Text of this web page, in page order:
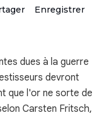
Enregistrer
dues à la guerre
devront
que l'or ne sorte de
Carsten Fritsch,